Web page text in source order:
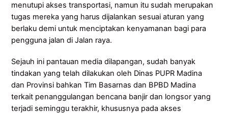
menutupi akses transportasi, namun itu sudah merupakan
tugas mereka yang harus dijalankan sesuai aturan yang
berlaku demi untuk menciptakan kenyamanan bagi para
pengguna jalan di Jalan raya.
Sejauh ini pantauan media dilapangan, sudah banyak
tindakan yang telah dilakukan oleh Dinas PUPR Madina
dan Provinsi bahkan Tim Basarnas dan BPBD Madina
terkait penanggulangan bencana banjir dan longsor yang
terjadi seminggu terakhir, khususnya pada akses